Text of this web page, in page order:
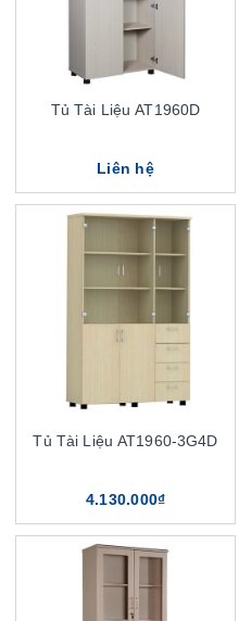
Tủ Tài Liệu AT1960D
Liên hệ
Tủ Tài Liệu AT1960-3G4D
4.130.000₫